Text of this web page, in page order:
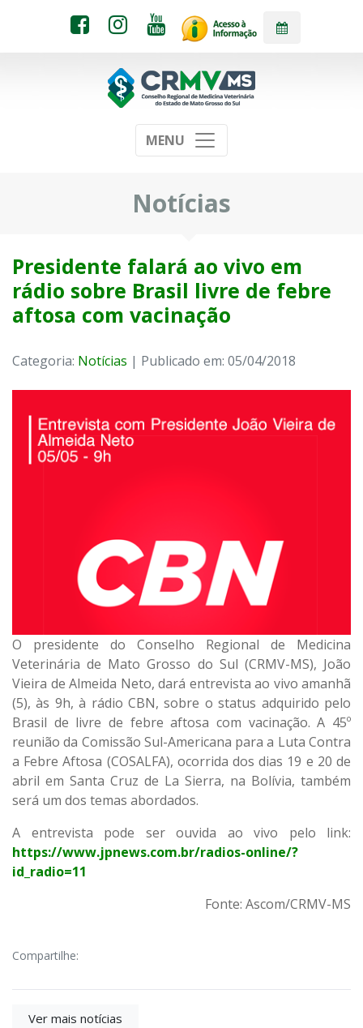
MENU
Notícias
Presidente falará ao vivo em
rádio sobre Brasil livre de febre
aftosa com vacinação
Categoria: Notícias | Publicado em: 05/04/2018
O presidente do Conselho Regional de Medicina
Veterinária de Mato Grosso do Sul (CRMV-MS), João
Vieira de Almeida Neto, dará entrevista ao vivo amanhã
(5), às 9h, à rádio CBN, sobre o status adquirido pelo
Brasil de livre de febre aftosa com vacinação. A 45º
reunião da Comissão Sul-Americana para a Luta Contra
a Febre Aftosa (COSALFA), ocorrida dos dias 19 e 20 de
abril em Santa Cruz de La Sierra, na Bolívia, também
será um dos temas abordados.
A entrevista pode ser ouvida ao vivo pelo link:
https://www.jpnews.com.br/radios-online/?
id_radio=11
Fonte: Ascom/CRMV-MS
Compartilhe:
Ver mais notícias